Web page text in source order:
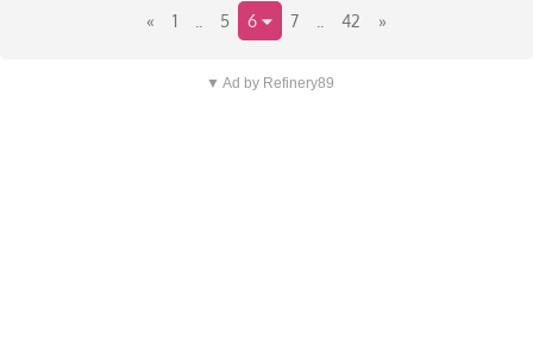
« 1 5 6 7 42 »
▼ Ad by Refinery89